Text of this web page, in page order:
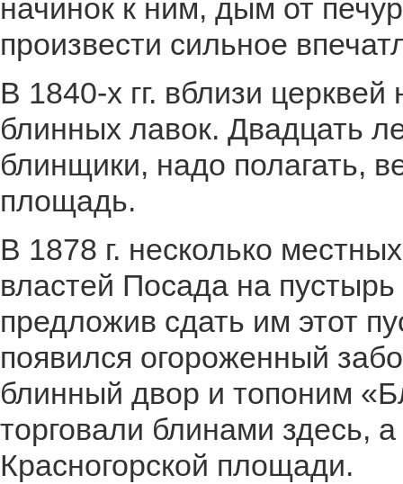
начинок к ним, дым от
произвести сильное
В 1840-х гг. вблизи
блинных лавок. Двадцать
блинщики, надо полагать,
площадь.
В 1878 г. несколько
властей Посада на
предложив сдать им этот
появился огороженный
блинный двор и топоним
торговали блинами здесь,
Красногорской площади.